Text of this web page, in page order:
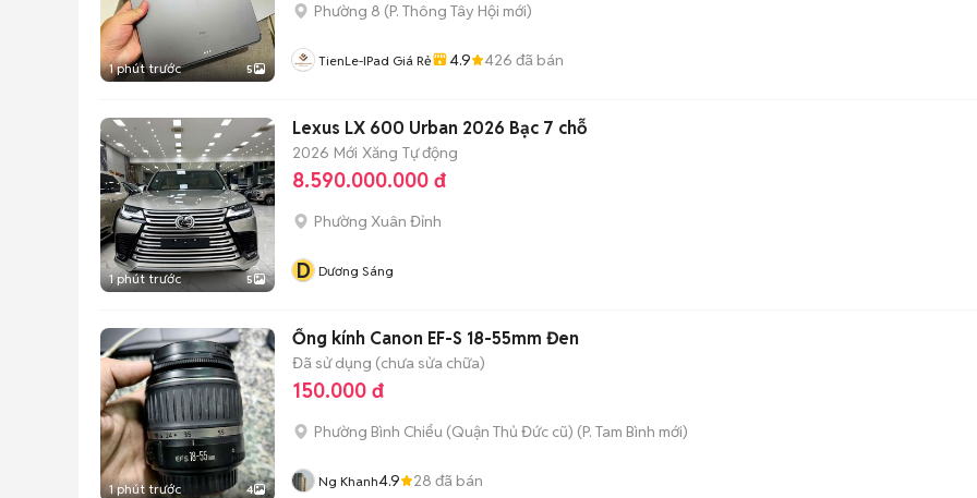
1 phút trước 5
Phường 8 (P. Thông Tây Hội mới)
TienLe-IPad Giá Rẻ 4.9 426 đã bán
1 phút trước 5
Lexus LX 600 Urban 2026 Bạc 7 chỗ
2026 Mới Xăng Tự động
8.590.000.000 đ
Phường Xuân Đỉnh
D Dương Sáng
1 phút trước 4
Ống kính Canon EF-S 18-55mm Đen
Đã sử dụng (chưa sửa chữa)
150.000 đ
Phường Bình Chiểu (Quận Thủ Đức cũ) (P. Tam Bình mới)
Ng Khanh4.9 28 đã bán